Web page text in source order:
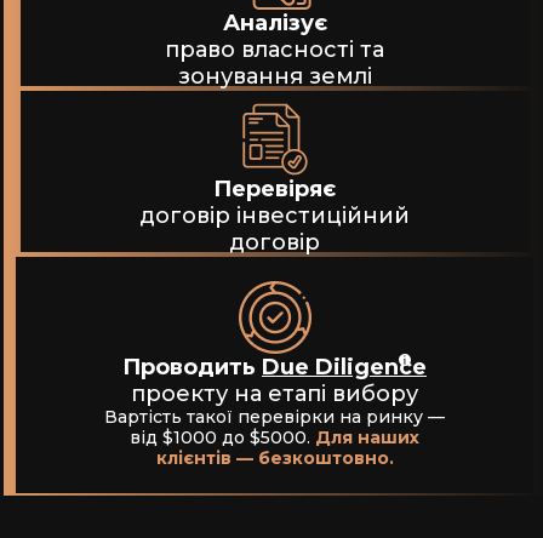
Аналізує
право власності та
зонування землі
Перевіряє
договір інвестиційний
договір
Проводить Due Diligence
проекту на етапі вибору
Вартість такої перевірки на ринку —
від $1000 до $5000. Для наших
клієнтів — безкоштовно.
Ми перевіряємо все до підписання:землю,
дозволи, історію, забудовника. Це коштує
$1000–5000, але з нами ви заощаджуєте, бо